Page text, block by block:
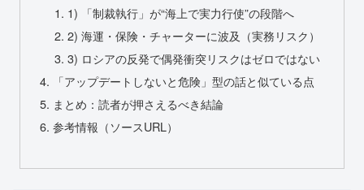
1) 「制裁執行」が“海上で実力行使”の段階へ
2) 海運・保険・チャーターに波及（実務リスク）
3) ロシアの反発で偶発衝突リスクはゼロではない
「アップデートしないと危険」型の話と似ている点
まとめ：読者が押さえるべき結論
参考情報（ソースURL）